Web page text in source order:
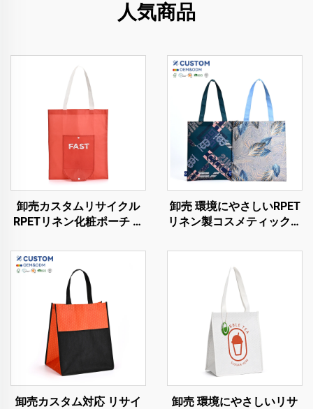
人気商品
卸売カスタムリサイクル
RPETリネン化粧ポーチ 環
ングバッグ カスタマイズ
ロゴ対応 リサイクル可能
卸売 環境にやさしいRPET
リネン製コスメティックバ
応 防水 再生可能 ショッピ
ングバッグ
卸売カスタム対応 リサイ
卸売 環境にやさしいリサ